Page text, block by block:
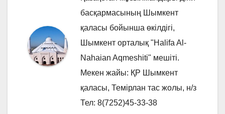
басқармасының Шымкент
қаласы бойынша өкілдігі,
Шымкент орталық "Halifa Al-
Nahaian Aqmeshiti" мешіті.
Мекен жайы: ҚР Шымкент
қаласы, Темірлан тас жолы, н/з
Тел: 8(7252)45-33-38